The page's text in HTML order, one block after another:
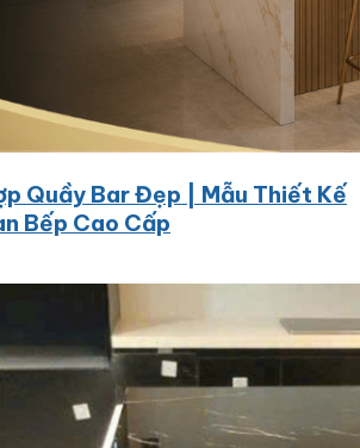
Quầy Bar Đẹp | Mẫu Thiết Kế
Bếp Cao Cấp